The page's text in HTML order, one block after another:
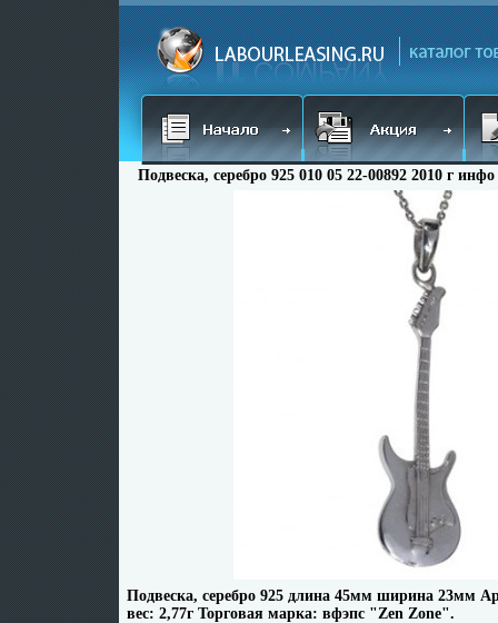
Подвеска, серебро 925 010 05 22-00892 2010 г инфо
Подвеска, серебро 925 длина 45мм ширина 23мм
вес: 2,77г Торговая марка: вфэпс "Zen Zone".